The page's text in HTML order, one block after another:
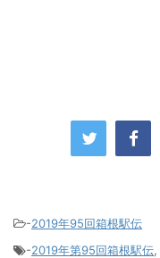
-2019年95回箱根駅伝
-2019年第95回箱根駅伝,